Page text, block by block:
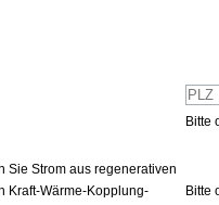
Bitte
Sie Strom aus regenerativen
Kraft-Wärme-Kopplung-
Bitte